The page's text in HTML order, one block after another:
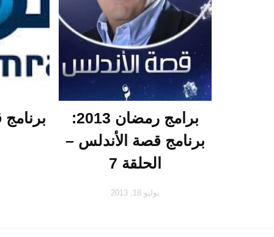
برامج رمضان 2013:
برنامج قصة الأندلس –
الحلقة 7
يوليو 18, 2013